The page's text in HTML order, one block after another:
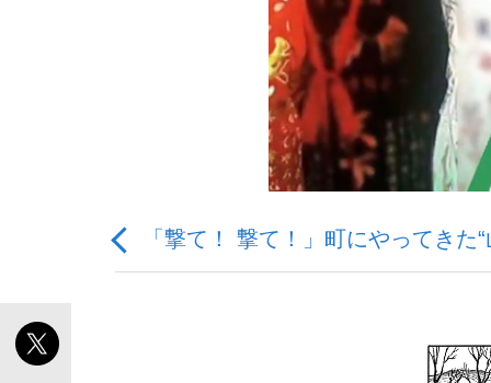
「90%は失敗する。でも…」本田圭佑が初
「敗因分析は一切聞かれなかった」侍ジャ
終戦から81年
観る将棋、読む将棋
「撃て！ 撃て！」町にやってき